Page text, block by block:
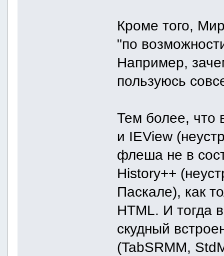
Кроме того,
"по
Например,
пользуюсь
Тем более,
и IEView
флеша не в
History++
Паскале), как
HTML. И тогда
скудный
(TabSRMM,